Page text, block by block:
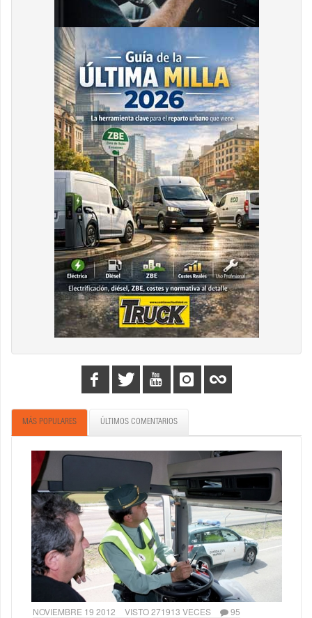
MÁS POPULARES ÚLTIMOS COMENTARIOS
NOVIEMBRE 19 2012 VISTO 271913 VECES 95